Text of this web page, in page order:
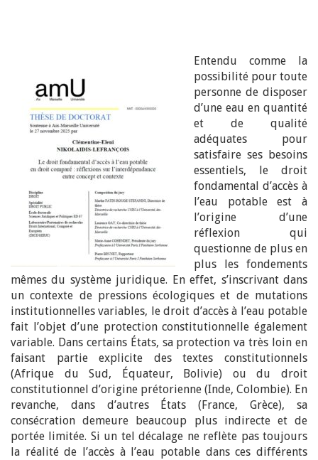
Entendu comme la
possibilité pour toute
personne de disposer
d’une eau en quantité
et de qualité
adéquates pour
satisfaire ses besoins
essentiels, le droit
fondamental d’accès à
l’eau potable est à
l’origine d’une
réflexion qui
questionne de plus en
plus les fondements
mêmes du système juridique. En effet, s’inscrivant dans
un contexte de pressions écologiques et de mutations
institutionnelles variables, le droit d’accès à l’eau potable
fait l’objet d’une protection constitutionnelle également
variable. Dans certains États, sa protection va très loin en
faisant partie explicite des textes constitutionnels
(Afrique du Sud, Équateur, Bolivie) ou du droit
constitutionnel d’origine prétorienne (Inde, Colombie). En
revanche, dans d’autres États (France, Grèce), sa
consécration demeure beaucoup plus indirecte et de
portée limitée. Si un tel décalage ne reflète pas toujours
la réalité de l’accès à l’eau potable dans ces différents